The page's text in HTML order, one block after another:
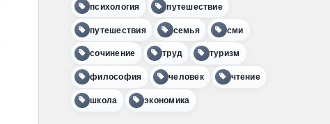
психология путешествие
путешествия семья сми
сочинение труд туризм
философия человек чтение
школа экономика